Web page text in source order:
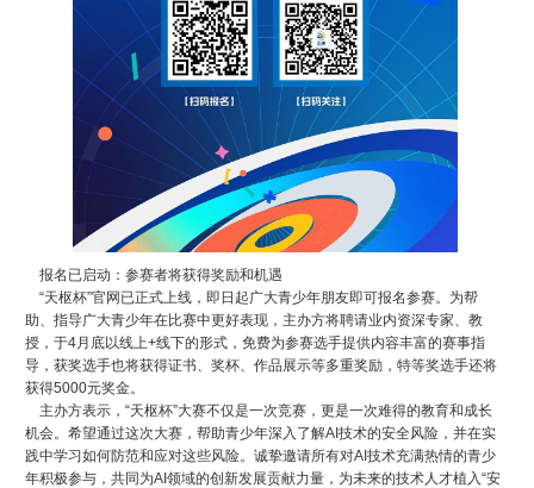
报名已启动：参赛者将获得奖励和机遇
“天枢杯”官网已正式上线，即日起广大青少年朋友即可报名参赛。为帮
助、指导广大青少年在比赛中更好表现，主办方将聘请业内资深专家、教
授，于4月底以线上+线下的形式，免费为参赛选手提供内容丰富的赛事指
导，获奖选手也将获得证书、奖杯、作品展示等多重奖励，特等奖选手还将
获得5000元奖金。
主办方表示，“天枢杯”大赛不仅是一次竞赛，更是一次难得的教育和成长
机会。希望通过这次大赛，帮助青少年深入了解AI技术的安全风险，并在实
践中学习如何防范和应对这些风险。诚挚邀请所有对AI技术充满热情的青少
年积极参与，共同为AI领域的创新发展贡献力量，为未来的技术人才植入“安